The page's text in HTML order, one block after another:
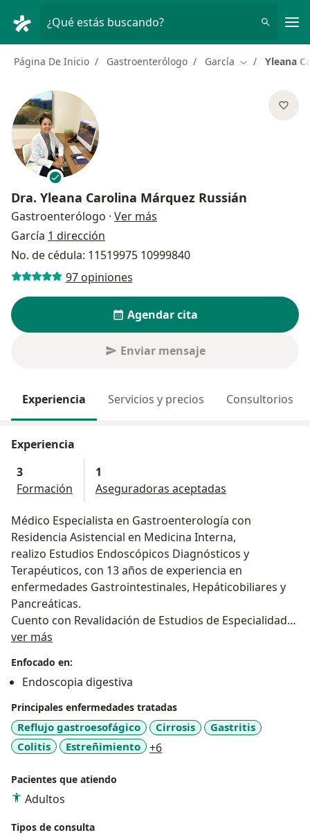
¿Qué estás buscando?
Página De Inicio Gastroenterólogo García Cambiar de
Yleana
Dra. Yleana Carolina Márquez Russián
Gastroenterólogo · Ver más
García 1 dirección
No. de cédula: 11519975 10999840
97 opiniones
Agendar cita
Enviar mensaje
Experiencia Servicios y precios Consultorios
Experiencia
3
Formación
1
Aseguradoras aceptadas
Médico Especialista en Gastroenterología con
Residencia Asistencial en Medicina Interna,
realizo Estudios Endoscópicos Diagnósticos y
Terapéuticos, con 13 años de experiencia en
enfermedades Gastrointestinales, Hepáticobiliares y
Pancreáticas.
Cuento con Revalidación de Estudios de Especialidad
por la UDEM desde el año 2018.
Gastroenterología.
Dispuesta a brindarle la mejor atención y será un
placer recibirlos en mi consultorio.
ver más
Enfocado en:
Endoscopia digestiva
Principales enfermedades tratadas
Reflujo gastroesofágico Cirrosis
Gastritis
Colitis
Estreñimiento +6a11y_sr_more_diseases
Pacientes que atiendo
Adultos
Tipos de consulta